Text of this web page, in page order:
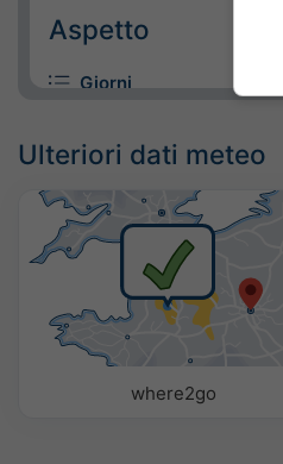
Aspetto
Giorni
Colorati
Parametri
Usate le seguenti opzioni
meteorologici al Widget o
Ulteriori dati meteo
where2go